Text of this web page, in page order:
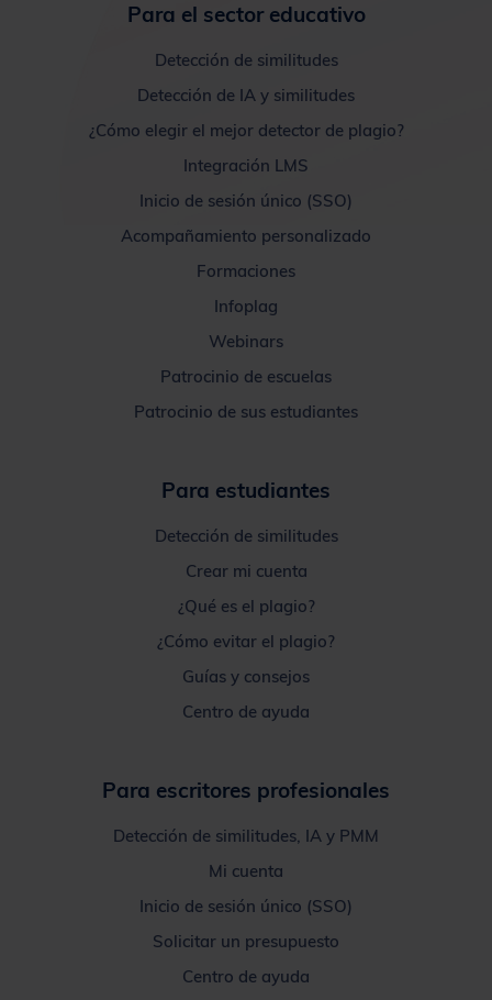
Para el sector educativo
Detección de similitudes
Detección de IA y similitudes
¿Cómo elegir el mejor detector de plagio?
Integración LMS
Inicio de sesión único (SSO)
Acompañamiento personalizado
Formaciones
Infoplag
Webinars
Patrocinio de escuelas
Patrocinio de sus estudiantes
Para estudiantes
Detección de similitudes
Crear mi cuenta
¿Qué es el plagio?
¿Cómo evitar el plagio?
Guías y consejos
Centro de ayuda
Para escritores profesionales
Detección de similitudes, IA y PMM
Mi cuenta
Inicio de sesión único (SSO)
Solicitar un presupuesto
Centro de ayuda